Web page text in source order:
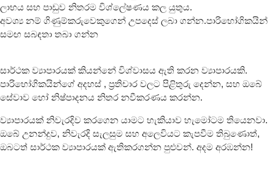
ලාභය සහ පාඩුව නිතරම විශ්ලේෂණය කල යුතුය.
අවශ්‍ය නම් ගිණුම්කරුවෙකුගෙන් උපදෙස් ලබා ගන්න.පාරිභෝගිකයින්
සමඟ සබඳතා තබා ගන්න
සාර්ථක ව්‍යාපාරයක් කියන්නේ විශ්වාසය ඇති කරන ව්‍යාපාරයකි.
පාරිභෝගිකයින්ගේ අදහස් , ප්‍රතිචාර වලට පිළිතුරු දෙන්න, සහ ඔබේ
සේවාව හෝ නිෂ්පාදනය නිතර නවීකරණය කරන්න.
ව්‍යාපාරයක් නිවැරදිව කරගෙන යාමට හැකියාව හැමෝටම තියෙනවා.
ඔබේ උනන්දුව, නිවැරදි සැලසුම සහ අලෙවියට කැපවීම තිබුණොත්,
ඔබටත් සාර්ථක ව්‍යාපාරයක් ඇතිකරගන්න පුළුවන්. අදම අරඹන්න!